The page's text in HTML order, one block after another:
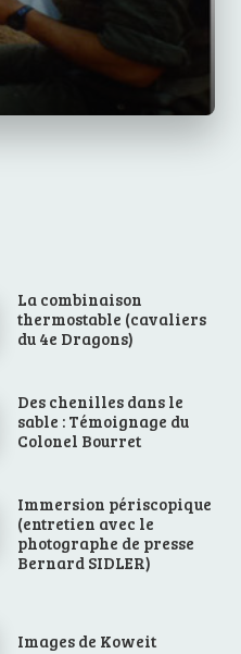
La combinaison
thermostable (cavaliers
du 4e Dragons)
Des chenilles dans le
sable : Témoignage du
Colonel Bourret
Immersion périscopique
(entretien avec le
photographe de presse
Bernard SIDLER)
Images de Koweit